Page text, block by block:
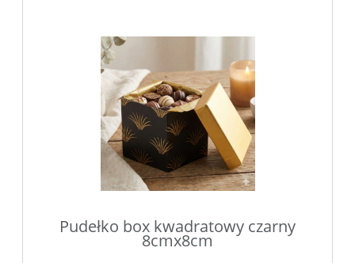
Pudełko box kwadratowy czarny
8cmx8cm